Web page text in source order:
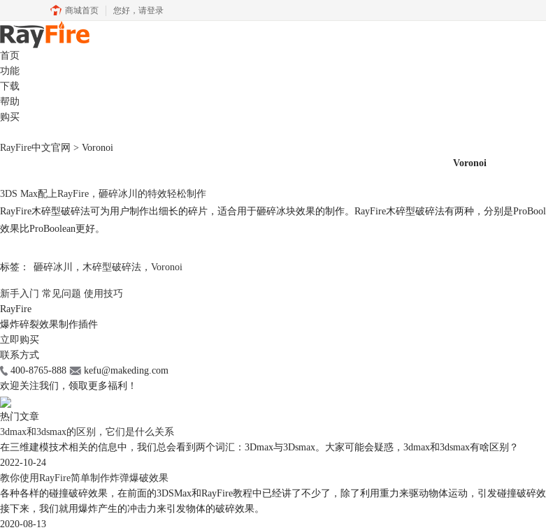
商城首页 您好， 请登录
首页
功能
下载
帮助
购买
RayFire中文官网 > Voronoi
Voronoi
3DS Max配上RayFire，砸碎冰川的特效轻松制作
RayFire木碎型破碎法可为用户制作出细长的碎片，适合用于砸碎冰块效果的制作。RayFire木碎型破碎法有两种，分别是
效果比ProBoolean更好。
标签： 砸碎冰川 ， 木碎型破碎法 ， Voronoi
新手入门 常见问题 使用技巧
RayFire
爆炸碎裂效果制作插件
立即购买
联系方式
400-8765-888
kefu@makeding.com
欢迎关注我们，领取更多福利！
热门文章
3dmax和3dsmax的区别，它们是什么关系
在三维建模技术相关的信息中，我们总会看到两个词汇：3Dmax与3Dsmax。大家可能会疑惑，3dmax和3dsmax有啥区别？
2022-10-24
教你使用RayFire简单制作炸弹爆破效果
各种各样的碰撞破碎效果，在前面的3DSMax和RayFire教程中已经讲了不少了，除了利用重力来驱动物体运动，引发碰撞破碎
接下来，我们就用爆炸产生的冲击力来引发物体的破碎效果。
2020-08-13